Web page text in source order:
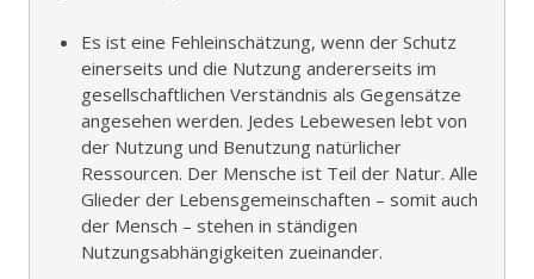
Es ist eine Fehleinschätzung, wenn der Schutz
einerseits und die Nutzung andererseits im
gesellschaftlichen Verständnis als Gegensätze
angesehen werden. Jedes Lebewesen lebt von
der Nutzung und Benutzung natürlicher
Ressourcen. Der Mensche ist Teil der Natur. Alle
Glieder der Lebensgemeinschaften – somit auch
der Mensch – stehen in ständigen
Nutzungsabhängigkeiten zueinander.